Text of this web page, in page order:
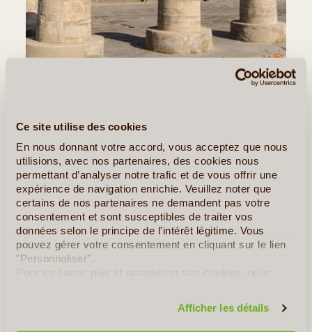
Ce site utilise des cookies
En nous donnant votre accord, vous acceptez que nous
utilisions, avec nos partenaires, des cookies nous
permettant d’analyser notre trafic et de vous offrir une
expérience de navigation enrichie. Veuillez noter que
certains de nos partenaires ne demandent pas votre
consentement et sont susceptibles de traiter vos
données selon le principe de l'intérêt légitime. Vous
pouvez gérer votre consentement en cliquant sur le lien
"Personnaliser".
Pour en savoir plus et paramétrer vos cookies, nous
Afficher les détails
©
dédié aux Dieux Haroeris et Sobek, et navigation vers
Assouan.
Déjeuner à bord.
L’après-midi, visite du Haut-barrage, des anciennes
carrières de granite et l’obélisque inachevée. Puis visite
dutemple de Philae.
Diner et nuit à bord.